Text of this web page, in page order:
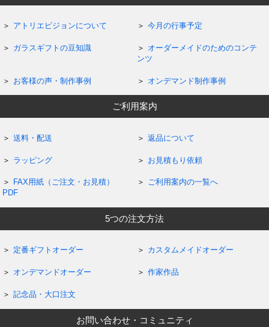
アトリエピジョンについて 今月の行事予定
ガラスギフトの豆知識
オーダーメイドのためのコンテ
ンツ
お客様の声・制作事例 オンデマンド制作事例
ご利用案内
送料・配送 返品について
ラッピング お見積もり依頼
FAX用紙（ご注文・お見積）
PDF
ご利用案内の一覧へ
5つの注文方法
定番ギフトオーダー カスタムメイドオーダー
オンデマンドオーダー 作家作品
記念品・大口注文
お問い合わせ・コミュニティ